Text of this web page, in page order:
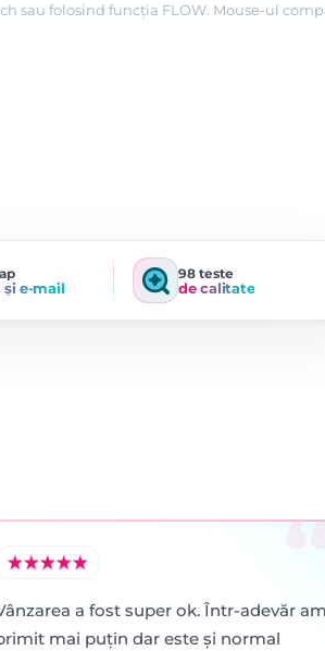
sau folosind funcția FLOW. Mouse-ul
e-mail
98 teste
de calitate
a fost super ok. Într-adevăr am
mai puţin dar este şi normal